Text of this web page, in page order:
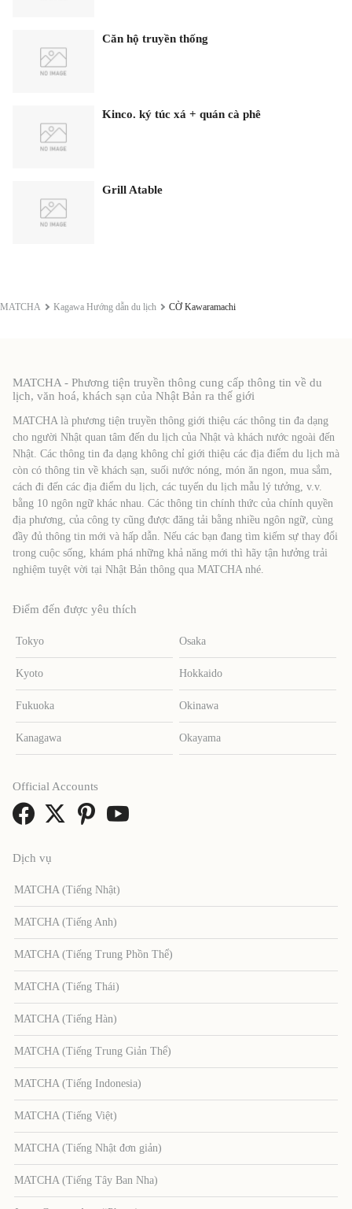
Căn hộ truyền thống
Kinco. ký túc xá + quán cà phê
Grill Atable
MATCHA Kagawa Hướng dẫn du lịch CỜ Kawaramachi
MATCHA - Phương tiện truyền thông cung cấp thông tin về du
lịch, văn hoá, khách sạn của Nhật Bản ra thế giới
MATCHA là phương tiện truyền thông giới thiệu các thông tin đa dạng
cho người Nhật quan tâm đến du lịch của Nhật và khách nước ngoài đến
Nhật. Các thông tin đa dạng không chỉ giới thiệu các địa điểm du lịch mà
còn có thông tin về khách sạn, suối nước nóng, món ăn ngon, mua sắm,
cách đi đến các địa điểm du lịch, các tuyến du lịch mẫu lý tưởng, v.v.
bằng 10 ngôn ngữ khác nhau. Các thông tin chính thức của chính quyền
địa phương, của công ty cũng được đăng tải bằng nhiều ngôn ngữ, cùng
đầy đủ thông tin mới và hấp dẫn. Nếu các bạn đang tìm kiếm sự thay đổi
trong cuộc sống, khám phá những khả năng mới thì hãy tận hưởng trải
nghiệm tuyệt vời tại Nhật Bản thông qua MATCHA nhé.
Điểm đến được yêu thích
Tokyo Osaka
Kyoto Hokkaido
Fukuoka Okinawa
Kanagawa Okayama
Dịch vụ
MATCHA (Tiếng Nhật)
MATCHA (Tiếng Anh)
MATCHA (Tiếng Trung Phồn Thể)
MATCHA (Tiếng Thái)
MATCHA (Tiếng Hàn)
MATCHA (Tiếng Trung Giản Thể)
MATCHA (Tiếng Indonesia)
MATCHA (Tiếng Việt)
MATCHA (Tiếng Nhật đơn giản)
MATCHA (Tiếng Tây Ban Nha)
Official Accounts